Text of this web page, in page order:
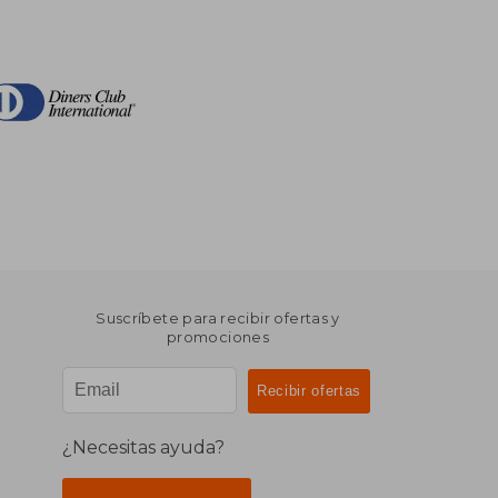
Suscríbete para recibir ofertas y
promociones
¿Necesitas ayuda?